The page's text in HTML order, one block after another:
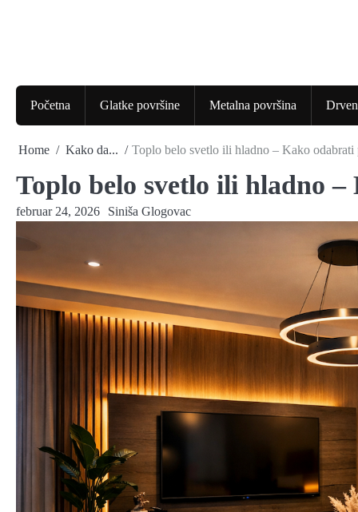
Početna Glatke površine Metalna površina
Home Kako da... Toplo belo svetlo ili hladno – Kako odabrati
Toplo belo svetlo ili hladno
februar 24, 2026 Siniša Glogovac